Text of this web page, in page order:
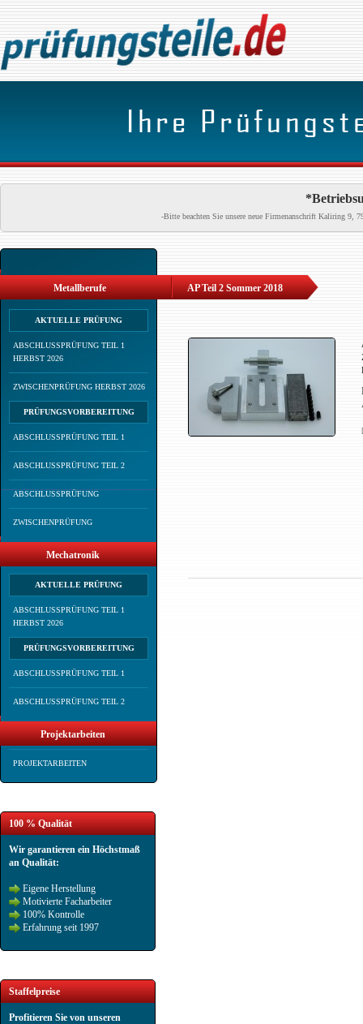
-Bitte beachten Sie unsere neue Firmenanschrift Kaliring 9,
Metallberufe
AKTUELLE PRÜFUNG
ABSCHLUSSPRÜFUNG TEIL 1
HERBST 2026
ZWISCHENPRÜFUNG HERBST 2026
PRÜFUNGSVORBEREITUNG
ABSCHLUSSPRÜFUNG TEIL 1
ABSCHLUSSPRÜFUNG TEIL 2
ABSCHLUSSPRÜFUNG
ZWISCHENPRÜFUNG
Mechatronik
AKTUELLE PRÜFUNG
ABSCHLUSSPRÜFUNG TEIL 1
HERBST 2026
PRÜFUNGSVORBEREITUNG
ABSCHLUSSPRÜFUNG TEIL 1
ABSCHLUSSPRÜFUNG TEIL 2
Projektarbeiten
PROJEKTARBEITEN
100 % Qualität
Wir garantieren ein Höchstmaß
an Qualität:
Eigene Herstellung
Motivierte Facharbeiter
100% Kontrolle
Erfahrung seit 1997
Staffelpreise
Profitieren Sie von unseren
AP Teil 2 Sommer 2018